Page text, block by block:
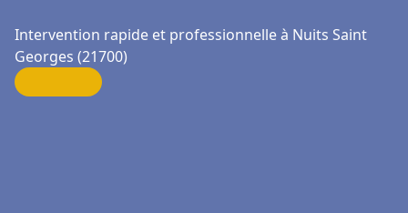
Intervention rapide et professionnelle à Nuits Saint
Georges (21700)